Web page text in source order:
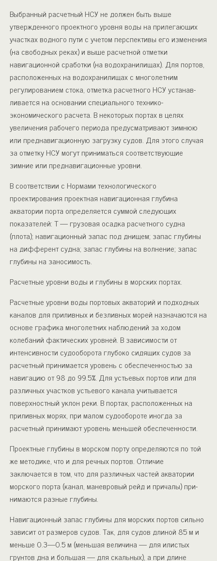
Выбранный расчетный НСУ не должен быть выше
утвержден­ного проектного уровня воды на прилегающих
участках водного пути с учетом перспективы его изменения
(на свободных реках) и выше расчетной отметки
навигационной сработки (на водохрани­лищах). Для портов,
расположенных на водохранилищах с мно­голетним
регулированием стока, отметка расчетного НСУ устанав­
ливается на основании специального технико-
экономического рас­чета. В некоторых портах в целях
увеличения рабочего периода предусматривают зимнюю
или преднавигационную загрузку судов. Для этого случая
за отметку НСУ могут приниматься соответст­вующие
зимние или преднавигационные уровни.
В соответствии с Нормами технологического
проектирования проектная навигационная глубина
акватории порта определяется суммой следующих
показателей: Т — грузовая осадка расчетного судна
(плота); навигационный запас под днищем; запас глубины
на дифферент судна; запас глубины на волнение; запас
глубины на заносимость.
Расчетные уровни воды и глубины в морских портах.
Расчет­ные уровни воды портовых акваторий и подходных
каналов для приливных и безливных морей назначаются на
основе графика многолетних наблюдений за ходом
колебаний фактических уров­ней. В зависимости от
интенсивности судооборота глубоко сидя­щих судов за
расчетный принимается уровень с обеспеченностью за
навигацию от 98 до 99.5%. Для устьевых портов или для
раз­личных участков устьевого канала учитывается
поверхностный уклон реки. В портах, расположенных на
приливных морях, при малом судообороте иногда за
расчетный принимают уровень мень­шей обеспеченности.
Проектные глубины в морском порту определяются по той
же методике, что и для речных портов. Отличие
заключается в том, что для различных частей аква­тории
морского порта (канал, маневровый рейд и причалы) при­
нимаются разные глубины.
Навигационный запас глубины для морских портов сильно
за­висит от размеров судов. Так, для судов длиной 85 м и
меньше 0.3—0.5 м (меньшая величина — для илистых
грунтов дна и большая — для скальных), а при длине